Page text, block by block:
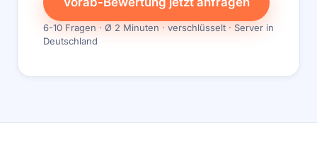
6-10 Fragen · Ø 2 Minuten · verschlüsselt · Server in
Deutschland